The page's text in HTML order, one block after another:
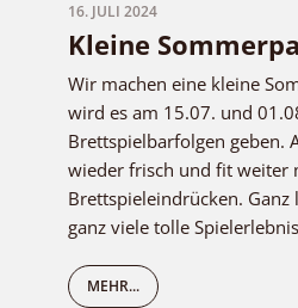
16. JULI 2024
Kleine
Wir machen eine kleine
wird es am 15.07. und
Brettspielbarfolgen geben.
wieder frisch und fit weiter
Brettspieleindrücken. Ganz
ganz viele tolle
MEHR...